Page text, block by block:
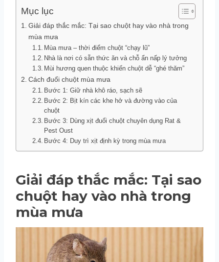
Mục lục
Giải đáp thắc mắc: Tại sao chuột hay vào nhà trong
mùa mưa
Mùa mưa – thời điểm chuột “chạy lũ”
Nhà là nơi có sẵn thức ăn và chỗ ẩn nấp lý tưởng
Mùi hương quen thuộc khiến chuột dễ “ghé thăm”
Cách đuổi chuột mùa mưa
Bước 1: Giữ nhà khô ráo, sạch sẽ
Bước 2: Bịt kín các khe hở và đường vào của
chuột
Bước 3: Dùng xịt đuổi chuột chuyên dụng Rat &
Pest Oust
Bước 4: Duy trì xịt định kỳ trong mùa mưa
Giải đáp thắc mắc: Tại sao
chuột hay vào nhà trong
mùa mưa